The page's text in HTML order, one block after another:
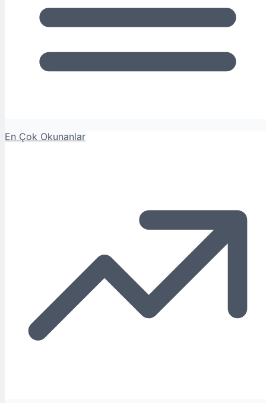
En Çok Okunanlar